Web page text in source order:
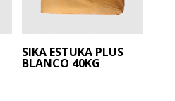
SIKA ESTUKA PLUS
BLANCO 40KG